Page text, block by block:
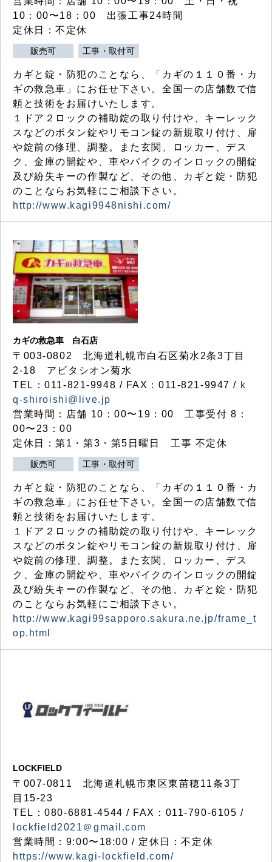
10：00〜18：00 出張工事24時間
定休日：不定休
販売可 工事・取付可
カギと錠・防犯のことなら、「カギの１１０番・カ
ギの救急車」にお任せ下さい。全国一の店舗数で信
頼と技術をお届けいたします。
１ドア２ロックの補助錠の取り付けや、キーレック
スなどのボタン錠やリモコン錠の新規取り付け、扉
や錠前の修理、調整。また玄関、ロッカー、デス
ク、金庫の開錠や、車やバイクのインロックの開錠
及び紛失キーの作製など、その他、カギと錠・防犯
のことならお気軽にご相談下さい。
http://www.kagi9948nishi.com/
カギの救急車 白石店
〒003-0802 北海道札幌市白石区菊水2条3丁目
2-18 アビタシオン菊水
TEL：011-821-9948 / FAX：011-821-9947 / k
q-shiroishi@live.jp
営業時間：店舗 10：00〜19：00 工事受付 8：
00〜23：00
定休日：第1・第3・第5日曜日 工事 不定休
販売可 工事・取付可
カギと錠・防犯のことなら、「カギの１１０番・カ
ギの救急車」にお任せ下さい。全国一の店舗数で信
頼と技術をお届けいたします。
１ドア２ロックの補助錠の取り付けや、キーレック
スなどのボタン錠やリモコン錠の新規取り付け、扉
や錠前の修理、調整。また玄関、ロッカー、デス
ク、金庫の開錠や、車やバイクのインロックの開錠
及び紛失キーの作製など、その他、カギと錠・防犯
のことならお気軽にご相談下さい。
http://www.kagi99sapporo.sakura.ne.jp/frame_t
op.html
LOCKFIELD
〒007-0811 北海道札幌市東区東苗穂11条3丁
目15-23
TEL：080-6881-4544 / FAX：011-790-6105 /
lockfield2021＠gmail.com
営業時間：9:00〜18:00 / 定休日：不定休
https://www.kagi-lockfield.com/